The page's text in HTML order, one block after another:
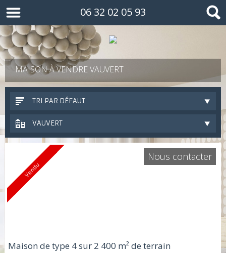
06 32 02 05 93
MAISON À VENDRE VAUVERT
TRI PAR DÉFAUT
VAUVERT
Vendu
Maison de type 4 sur 2 400 m² de terrain
Nous contacter